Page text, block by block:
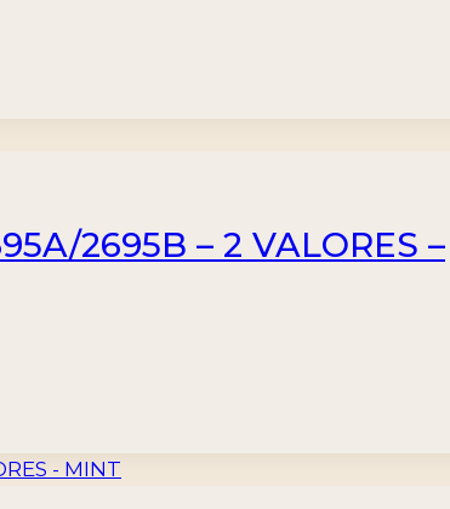
2695B – 2 VALORES –